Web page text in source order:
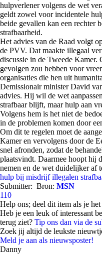
hulpverlener volgens de wet
geldt zowel voor incidentele
beide gevallen kan een rechter
strafbaarheid.
Het advies van de Raad volgt
de PVV. Dat maakte illegaal
discussie in de Tweede
gevolgen zou hebben voor
organisaties die hen uit
Demissionair minister David
advies. Hij wil de wet
strafbaar blijft, maar hulp aan
Volgens hem is het niet de
in de problemen komen door
Om dit te regelen moet de
Kamer en vervolgens door de
snel afronden, zodat de
plaatsvindt. Daarmee hoopt hij
nemen en de wet duidelijker af
hulp bij misdrijf illegalen
Submitter: Bron: MSN
110
Help ons; deel dit item als je
Heb je een leuk of interessant
terug ziet? Tip ons dan via de
Zoek jij altijd de leukste
Meld je aan als nieuwsposter!
Danny